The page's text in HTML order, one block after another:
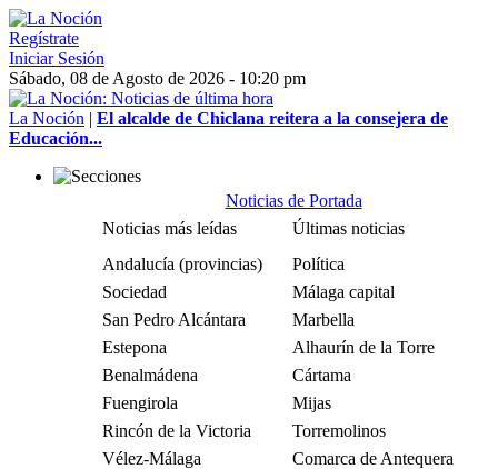
Regístrate
Iniciar Sesión
Sábado, 08 de Agosto de 2026 - 10:20 pm
La Noción | El alcalde de Chiclana reitera a la consejera de
Educación...
Noticias de Portada
Noticias más leídas
Últimas noticias
Andalucía (provincias)
Política
Sociedad
Málaga capital
San Pedro Alcántara
Marbella
Estepona
Alhaurín de la Torre
Benalmádena
Cártama
Fuengirola
Mijas
Rincón de la Victoria
Torremolinos
Vélez-Málaga
Comarca de Antequera